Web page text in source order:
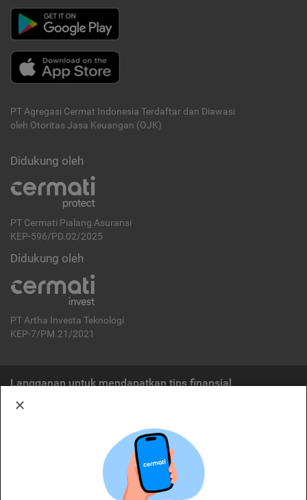
PT Agregasi Cermat Indonesia Terdaftar dan Diawasi
oleh Otoritas Jasa Keuangan (OJK)
Didukung oleh
PT Cermati Pialang Asuransi
KEP-596/PD.02/2025
Didukung oleh
PT Artha Investa Teknologi
KEP-7/PM.21/2021
Langganan untuk mendapatkan tips finansial
Cermati merupakan penyelenggara agregasi jasa keuangan yang terdaftar di
OJK. Oleh karena itu, produk dan/atau layanan jasa keuangan yang
ditawarkan bukan merupakan produk dan/atau layanan jasa keuangan yang
diterbitkan oleh Cermati dan Cermati tidak bertanggung jawab atas tuntutan